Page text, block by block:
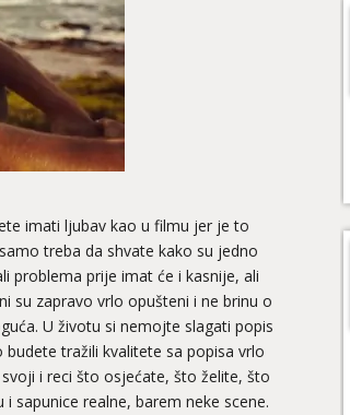
imati ljubav kao u filmu jer je to
treba da shvate kako su jedno
problema prije imat će i kasnije, ali
su zapravo vrlo opušteni i ne brinu o
U životu si nemojte slagati popis
tražili kvalitete sa popisa vrlo
i reci što osjećate, što želite, što
sapunice realne, barem neke scene.